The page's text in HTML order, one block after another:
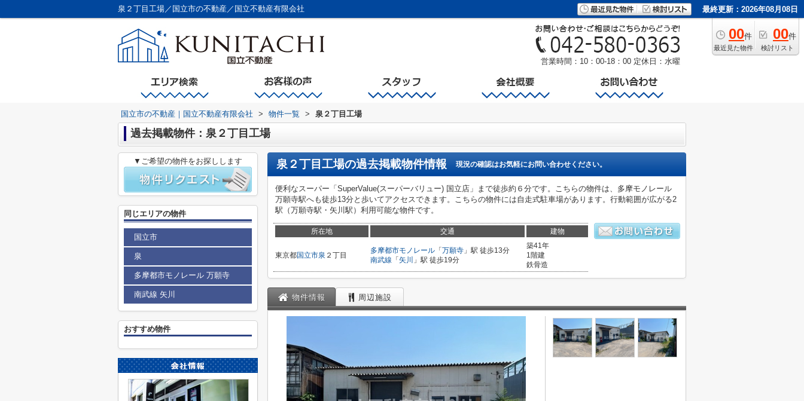
泉２丁目工場／国立市の不動産／国立不動産有限会社 最終更新：2026年08月08日
00件
最近見た物件
00件
検討リスト
営業時間：10：00-18：00 定休日：水曜
国立市の不動産｜国立不動産有限会社 > 物件一覧 > 泉２丁目工場
過去掲載物件：泉２丁目工場
泉２丁目工場の過去掲載物件情報 現況の確認はお気軽にお問い合わせください。
便利なスーパー「SuperValue(スーパーバリュー) 国立店」まで徒歩約６分です。こちらの物件は、多摩モノレール
万願寺駅へも徒歩13分と歩いてアクセスできます。こちらの物件には自走式駐車場があります。行動範囲が広がる2
駅（万願寺駅・矢川駅）利用可能な物件です。
所在地 交通 建物
東京都国立市泉 ２丁目
多摩都市モノレール 「 万願寺 」駅 徒歩13分
南武線 「 矢川 」駅 徒歩19分
築41年
1階建
鉄骨造
物件情報 周辺施設
▼ご希望の物件をお探しします
同じエリアの物件
国立市
泉
多摩都市モノレール 万願寺
南武線 矢川
おすすめ物件